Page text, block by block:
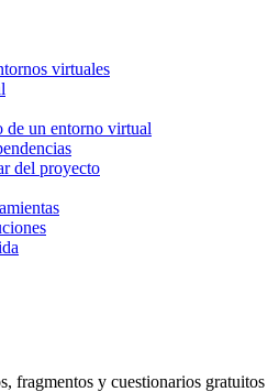
virtuales
de un entorno virtual
del proyecto
fragmentos y cuestionarios gratuitos